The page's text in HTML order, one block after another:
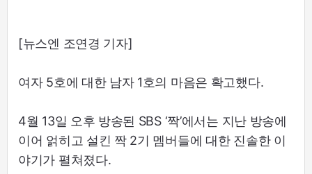
[뉴스엔 조연경 기자]
여자 5호에 대한 남자 1호의 마음은 확고했다.
4월 13일 오후 방송된 SBS ‘짝’에서는 지난 방송에
이어 얽히고 설킨 짝 2기 멤버들에 대한 진솔한 이
야기가 펼쳐졌다.